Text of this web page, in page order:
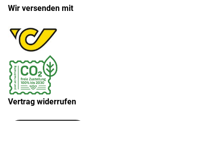
Wir versenden mit
Vertrag widerrufen